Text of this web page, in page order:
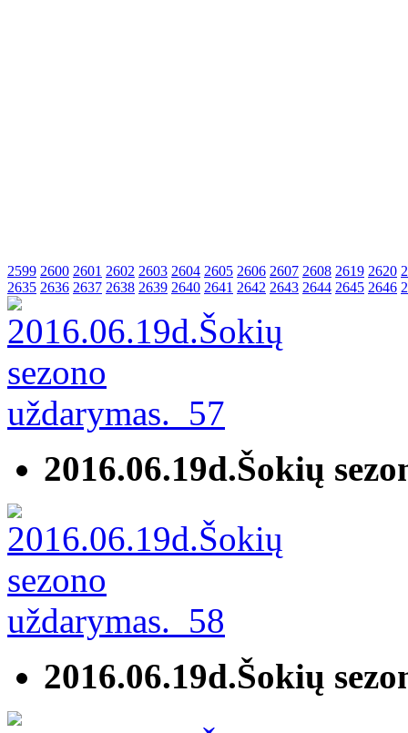
2599 2600 2601 2602 2603 2604 2605 2606 2607 2608 2619 2620
2635 2636 2637 2638 2639 2640 2641 2642 2643 2644 2645 2646
2016.06.19d.Šokių
2016.06.19d.Šokių